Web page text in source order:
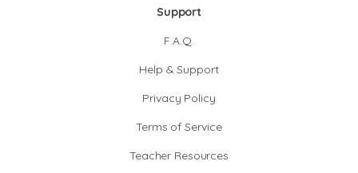
Support
F.A.Q.
Help & Support
Privacy Policy
Terms of Service
Teacher Resources